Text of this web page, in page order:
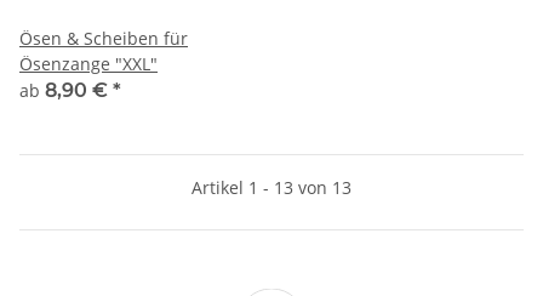
Ösen & Scheiben für
Ösenzange "XXL"
ab 8,90 € *
Artikel 1 - 13 von 13